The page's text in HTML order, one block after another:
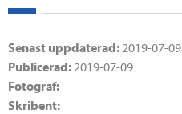
Senast uppdaterad: 2019-07-09
Publicerad: 2019-07-09
Fotograf:
Skribent: